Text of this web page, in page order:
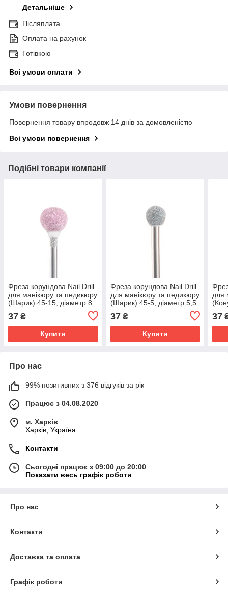
Детальніше
Післяплата
Оплата на рахунок
Готівкою
Всі умови оплати
Умови повернення
Повернення товару впродовж 14 днів за домовленістю
Всі умови повернення
Подібні товари компанії
Фреза корундова Nail Drill
для манікюру та педикюру
(Шарик) 45-15, діаметр 8
37 ₴
Купити
Фреза корундова Nail Drill
для манікюру та педикюру
(Шарик) 45-5, діаметр 5,5
37₴
Купити
для
37
Про нас
99% позитивних з 376 відгуків за рік
Працює з 04.08.2020
м. Харків
Харків, Україна
Контакти
Сьогодні працює з 09:00 до 20:00
Показати весь графік роботи
Про нас
Контакти
Доставка та оплата
Графік роботи